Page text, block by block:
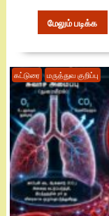
மேலும் படிக்க
கட்டுரை மருத்துவ குறிப்பு